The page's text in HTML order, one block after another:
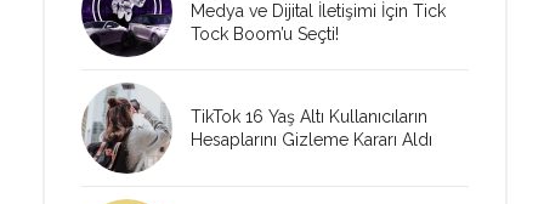
Medya ve Dijital İletişimi İçin Tick
Tock Boom’u Seçti!
TikTok 16 Yaş Altı Kullanıcıların
Hesaplarını Gizleme Kararı Aldı